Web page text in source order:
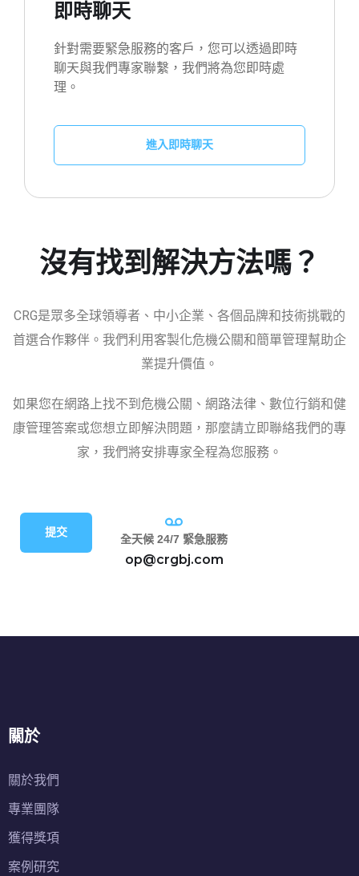
即時聊天
針對需要緊急服務的客戶，您可以透過即時
聊天與我們專家聯繫，我們將為您即時處
理。
進入即時聊天
沒有找到解決方法嗎？
CRG是眾多全球領導者、中小企業、各個品牌和技術挑戰的
首選合作夥伴。我們利用客製化危機公關和簡單管理幫助企
業提升價值。
如果您在網路上找不到危機公關、網路法律、數位行銷和健
康管理答案或您想立即解決問題，那麼請立即聯絡我們的專
家，我們將安排專家全程為您服務。
提交 全天候 24/7 緊急服務
op@crgbj.com
關於
關於我們
專業團隊
獲得獎項
案例研究